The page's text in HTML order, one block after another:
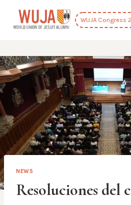
content
WUJA Congress
NEWS
Resoluciones del